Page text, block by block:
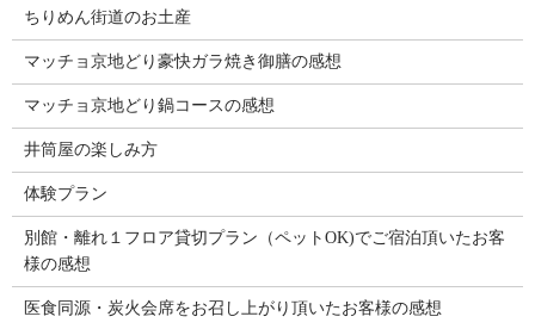
ちりめん街道のお土産
マッチョ京地どり豪快ガラ焼き御膳の感想
マッチョ京地どり鍋コースの感想
井筒屋の楽しみ方
体験プラン
別館・離れ１フロア貸切プラン（ペットOK)でご宿泊頂いたお客
様の感想
医食同源・炭火会席をお召し上がり頂いたお客様の感想